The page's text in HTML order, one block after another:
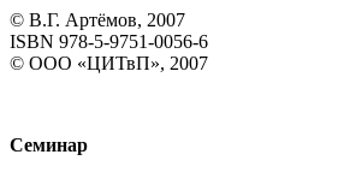
© В.Г. Артёмов, 2007
ISBN 978-5-9751-0056-6
© ООО «ЦИТвП», 2007
Семинар